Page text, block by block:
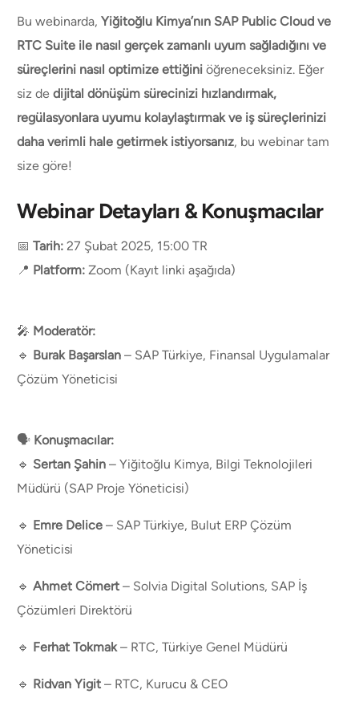
Bu webinarda,Yiğitoğlu Kimya’nın SAP Public Cloud ve
RTC Suite ile nasıl gerçek zamanlı uyum sağladığını ve
süreçlerini nasıl optimize ettiğini öğreneceksiniz. Eğer
siz dedijital dönüşüm sürecinizi hızlandırmak,
regülasyonlara uyumu kolaylaştırmak ve iş süreçlerinizi
daha verimli hale getirmek istiyorsanız, bu webinar tam
size göre!
Webinar Detayları & Konuşmacılar
📅Tarih: 27 Şubat 2025, 15:00 TR
📍 Platform: Zoom (Kayıt linki aşağıda)
🎤 Moderatör:
🔹 Burak Başarslan – SAP Türkiye, Finansal Uygulamalar
Çözüm Yöneticisi
🗣 Konuşmacılar:
🔹 Sertan Şahin – Yiğitoğlu Kimya, Bilgi Teknolojileri
Müdürü (SAP Proje Yöneticisi)
🔹 Emre Delice – SAP Türkiye, Bulut ERP Çözüm
Yöneticisi
🔹Ahmet Cömert – Solvia Digital Solutions, SAP İş
Çözümleri Direktörü
🔹 Ferhat Tokmak– RTC, Türkiye Genel Müdürü
🔹 Ridvan Yigit – RTC, Kurucu & CEO